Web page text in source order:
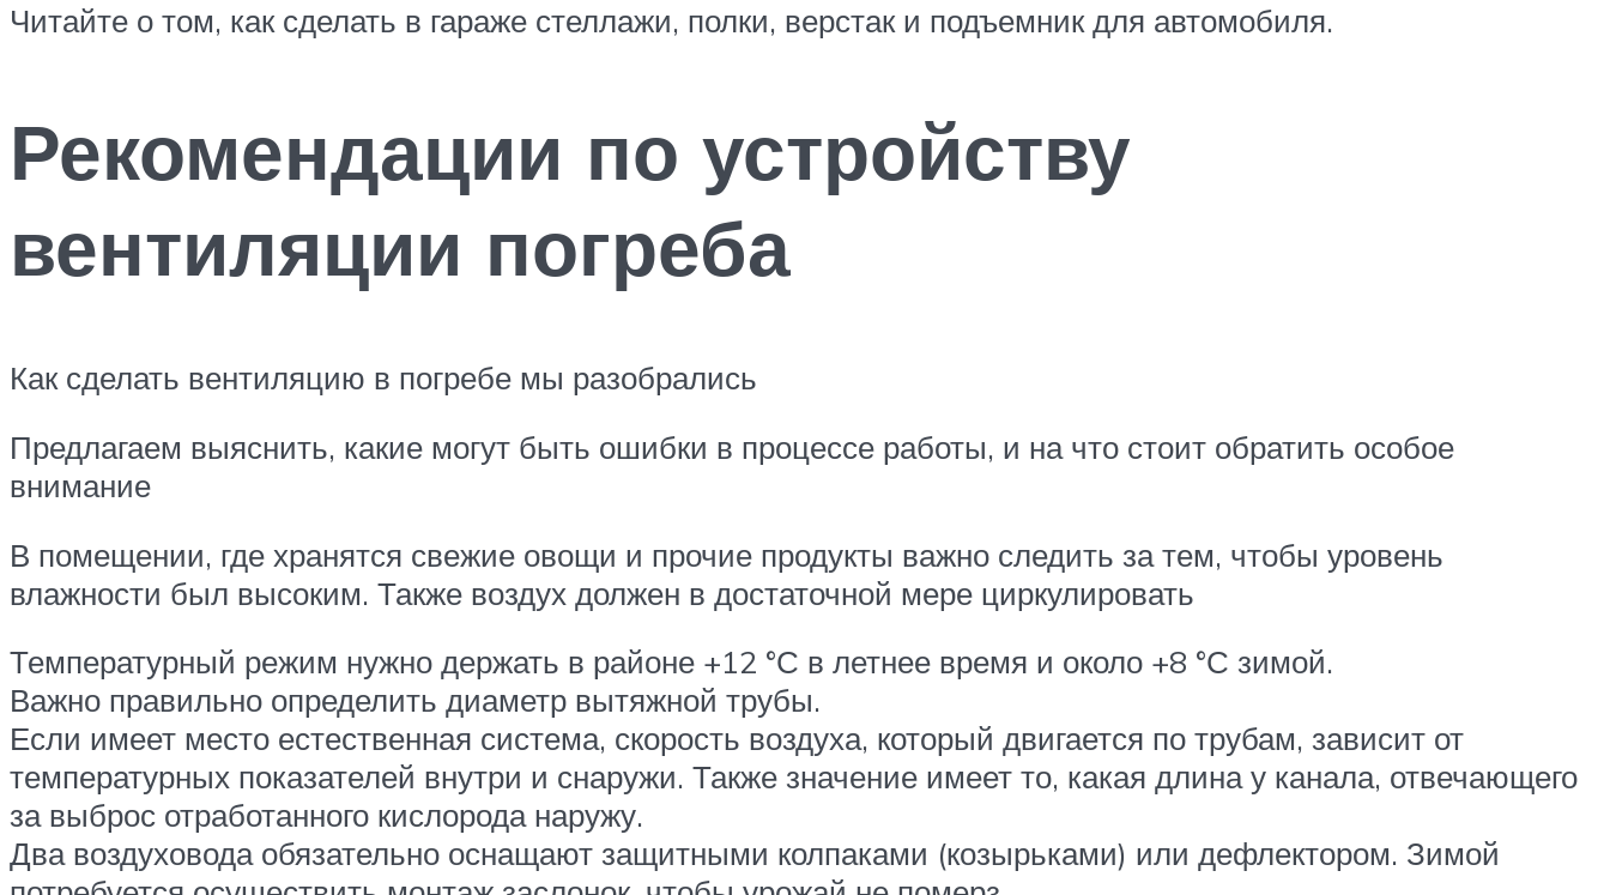
Читайте о том, как сделать в гараже стеллажи, полки, верстак и подъемник для автомобиля.
Рекомендации по устройству
вентиляции погреба
Как сделать вентиляцию в погребе мы разобрались
Предлагаем выяснить, какие могут быть ошибки в процессе работы, и на что стоит обратить особое
внимание
В помещении, где хранятся свежие овощи и прочие продукты важно следить за тем, чтобы уровень
влажности был высоким. Также воздух должен в достаточной мере циркулировать
Температурный режим нужно держать в районе +12 °С в летнее время и около +8 °С зимой.
Важно правильно определить диаметр вытяжной трубы.
Если имеет место естественная система, скорость воздуха, который двигается по трубам, зависит от
температурных показателей внутри и снаружи. Также значение имеет то, какая длина у канала, отвечающего
за выброс отработанного кислорода наружу.
Два воздуховода обязательно оснащают защитными колпаками (козырьками) или дефлектором. Зимой